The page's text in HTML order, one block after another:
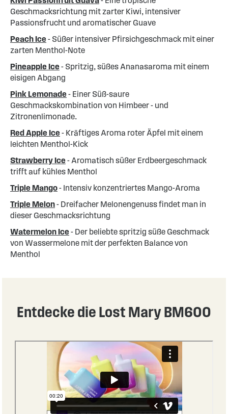
Geschmacksrichtung mit zarter Kiwi, intensiver
Passionsfrucht und aromatischer Guave
Peach Ice- Süßer intensiver Pfirsichgeschmack mit einer
zarten Menthol-Note
Pineapple Ice- Spritzig, süßes Ananasaroma mit einem
eisigen Abgang
Pink Lemonade- Einer Süß-saure
Geschmackskombination von Himbeer - und
Zitronenlimonade.
Red Apple Ice- Kräftiges Aroma roter Äpfel mit einem
leichten Menthol-Kick
Strawberry Ice- Aromatisch süßer Erdbeergeschmack
trifft auf kühles Menthol
Triple Mango- Intensiv konzentriertes Mango-Aroma
Triple Melon- Dreifacher Melonengenuss findet man in
dieser Geschmacksrichtung
Watermelon Ice- Der beliebte spritzig süße Geschmack
von Wassermelone mit der perfekten Balance von
Menthol
Entdecke die Lost Mary BM600